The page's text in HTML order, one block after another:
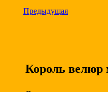
Предыдущая
Король велюр